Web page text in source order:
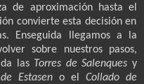
de aproximación hasta el
convierte esta decisión en
Enseguida llegamos a la
sobre nuestros pasos,
las Torres de Salenques y
Estasen o el Collado de